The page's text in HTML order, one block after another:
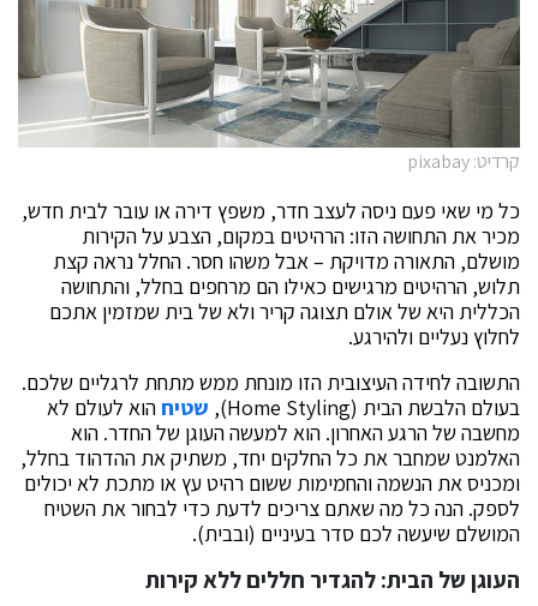
קרדיט: pixabay
כל מי שאי פעם ניסה לעצב חדר, משפץ דירה או עובר לבית חדש,
מכיר את התחושה הזו: הרהיטים במקום, הצבע על הקירות
מושלם, התאורה מדויקת – אבל משהו חסר. החלל נראה קצת
תלוש, הרהיטים מרגישים כאילו הם מרחפים בחלל, והתחושה
הכללית היא של אולם תצוגה קריר ולא של בית שמזמין אתכם
לחלוץ נעליים ולהירגע.
התשובה לחידה העיצובית הזו מונחת ממש מתחת לרגליים שלכם.
בעולם הלבשת הבית (Home Styling),
שטיחהוא לעולם לא
מחשבה של הרגע האחרון. הוא למעשה העוגן של החדר. הוא
האלמנט שמחבר את כל החלקים יחד, משתיק את ההדהוד בחלל,
ומכניס את הנשמה והחמימות ששום רהיט עץ או מתכת לא יכולים
לספק. הנה כל מה שאתם צריכים לדעת כדי לבחור את השטיח
המושלם שיעשה לכם סדר בעיניים (ובבית).
העוגן של הבית: להגדיר חללים ללא קירות